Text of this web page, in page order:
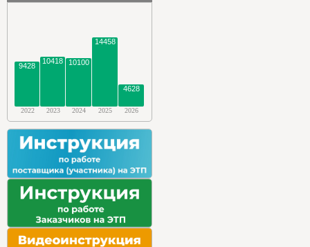
9428
10418 10100
14458
4628
2022 2023 2024 2025 2026